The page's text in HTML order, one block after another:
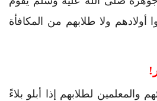
ولا طلابهم من المكافأة
والمعلمين لطلابهم إذا أبلو بلاءً